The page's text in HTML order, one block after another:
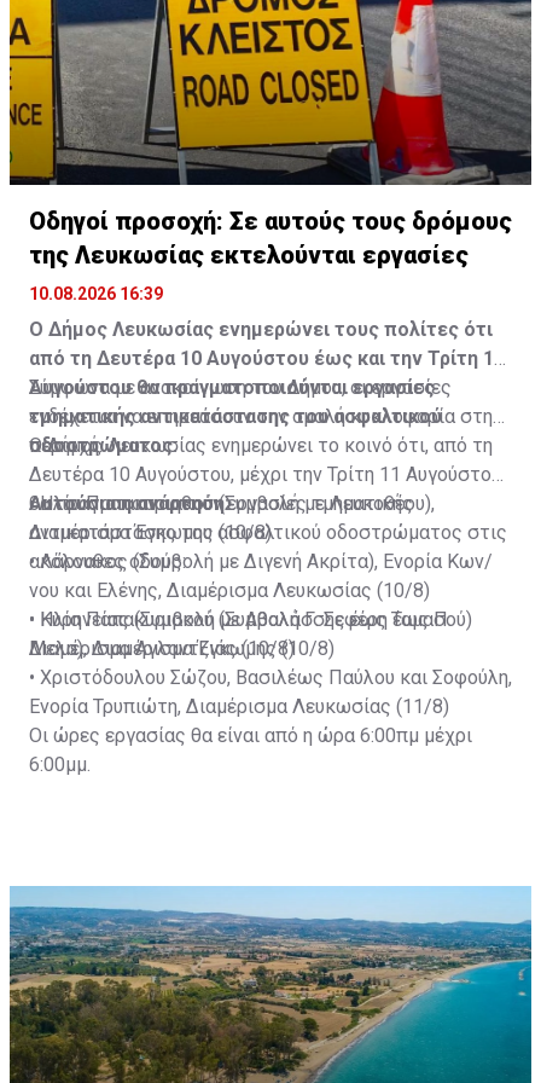
καταλήγει η επιστολή.
Διαβάστε επίσης: Εργαζόμενοι ΥΠΑΝ: Ζήτησαν «Ίσα
δικαιώματα, αξιοπρέπεια και αναγνώριση»
Πάει Ολομέλεια το καθεστώς εκπαιδευτικών
υποστηρικτικών προγραμμάτων ΥΠΑΝ
Πηγή: ΚΥΠΕ
Οδηγοί προσοχή: Σε αυτούς τους δρόμους
της Λευκωσίας εκτελούνται εργασίες
10.08.2026 16:39
Ο Δήμος Λευκωσίας ενημερώνει τους πολίτες ότι
από τη Δευτέρα 10 Αυγούστου έως και την Τρίτη 11
Αυγούστου θα πραγματοποιούνται εργασίες
τμηματικής αντικατάστασης του ασφαλτικού
οδοστρώματος.
Σύμφωνα με ανακοίνωση του Δήμου, οι εργασίες
ενδέχεται να επηρεάσουν την ομαλή κυκλοφορία στην
περιοχή.
Αυτούσια η ανάρτηση:
Ο Δήμος Λευκωσίας ενημερώνει το κοινό ότι, από τη
Δευτέρα 10 Αυγούστου, μέχρι την Τρίτη 11 Αυγούστου,
θα πραγματοποιηθούν εργασίες τμηματικής
αντικατάστασης του ασφαλτικού οδοστρώματος στις
ακόλουθες οδούς:
• Ηλία Παπακυριακού (Συμβολή Γ. Σεφέρη έως Π.
Μελα), Διαμέρισμα Έγκωμης (10/8)
• Ηλία Παπακυριακού (Συμβολή με Λευκοθέου),
Διαμέρισμα Έγκωμης (10/8)
• Λάρνακος (Συμβολή με Διγενή Ακρίτα), Ενορία Κων/
νου και Ελένης, Διαμέρισμα Λευκωσίας (10/8)
• Κυρηνείας (Συμβολή με Αθαλάσσης έως Ταμασού)
Διαμέρισμα Αγλαντζιάς (10/8)
• Χριστόδουλου Σώζου, Βασιλέως Παύλου και Σοφούλη,
Ενορία Τρυπιώτη, Διαμέρισμα Λευκωσίας (11/8)
Οι ώρες εργασίας θα είναι από η ώρα 6:00πμ μέχρι
6:00μμ.